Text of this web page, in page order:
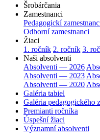
Šrobárčania
Zamestnanci
Pedagogickí
Odborní zamestnanci
Žiaci
1. ročník 2. ročník 3.
Naši absolventi
Absolventi — 2026
Absolventi — 2023
Absolventi — 2020
Galéria tabiel
Galéria pedagogického
Premianti ročníka
Úspešní žiaci
Významní absolventi